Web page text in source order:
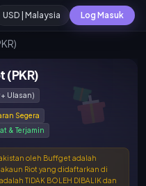
USD | Malaysia Log Masuk
(PKR)
Ulasan)
Segera
& Terjamin
oleh Buffget adalah
Riot yang didaftarkan di
TIDAK BOLEH DIBALIK dan